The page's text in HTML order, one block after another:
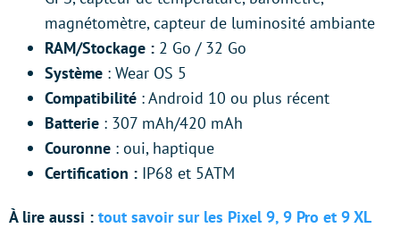
magnétomètre, capteur de luminosité ambiante
RAM/Stockage : 2 Go / 32 Go
Système : Wear OS 5
Compatibilité : Android 10 ou plus récent
Batterie : 307 mAh/420 mAh
Couronne : oui, haptique
Certification : IP68 et 5ATM
À lire aussi : tout savoir sur les Pixel 9, 9 Pro et 9 XL